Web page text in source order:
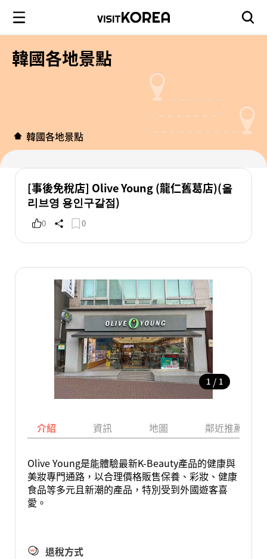
韓國各地景點
韓國各地景點
[事後免稅店] Olive Young (龍仁舊葛店)(올
리브영 용인구갈점)
0 0
1 / 1
介紹 資訊 地圖 鄰近推薦景點
Olive Young是能體驗最新K-Beauty產品的健康與
美妝專門通路，以合理價格販售保養、彩妝、健康
食品等多元且新潮的產品，特別受到外國遊客喜
愛。
退稅方式